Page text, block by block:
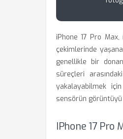
iPhone 17 Pro
çekimlerinde
genellikle bir
süreçleri
yakalayabilmek
sensörün görüntüyü
IPhone 17 Pro